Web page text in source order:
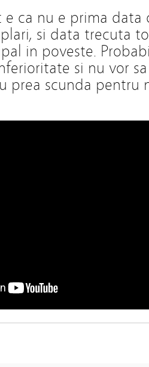
e ca nu e prima
si data trecuta
in poveste.
si nu vor
prea scunda pentru